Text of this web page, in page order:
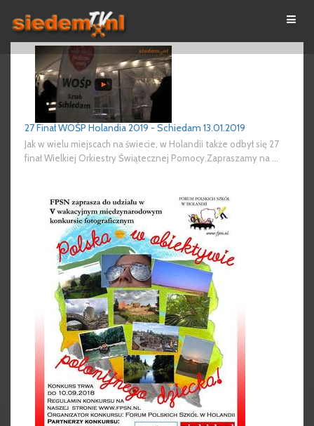
27 Finał WOŚP Holandia 2019 - Schiedam 13.01.2019
Jak w wielu miejscach na świecie, w Holandii także odbył się 27
finał Wielkiej Orkiestry Świątecznej Pomocy.Zapraszamy na ...